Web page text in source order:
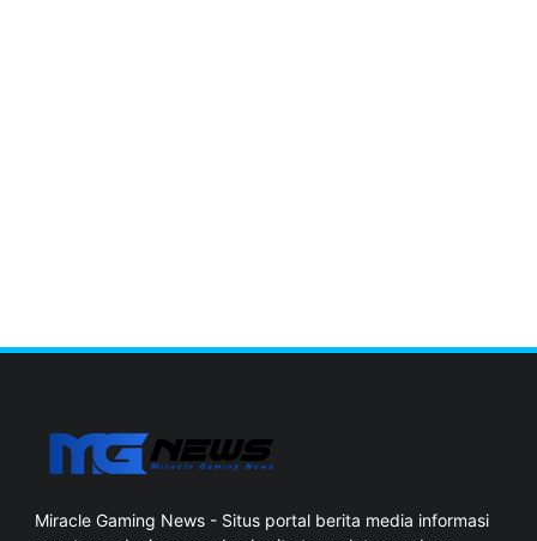
Miracle Gaming News - Situs portal berita media informasi